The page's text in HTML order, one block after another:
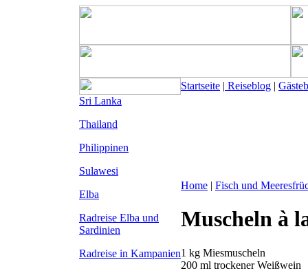
Startseite | Reiseblog |
Sri Lanka
Thailand
Philippinen
Sulawesi
Elba
Radreise Elba und
Sardinien
Radreise in Kampanien
Home | Fisch und
Muscheln à
1 kg Miesmuscheln
200 ml trockener Weißwein